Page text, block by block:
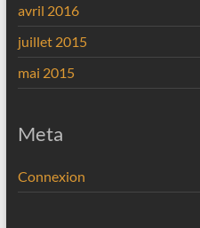
avril 2016
juillet 2015
mai 2015
Meta
Connexion